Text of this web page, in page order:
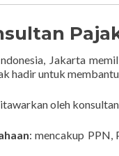
Jakarta
hadir untuk
oleh
: mencakup PPN,